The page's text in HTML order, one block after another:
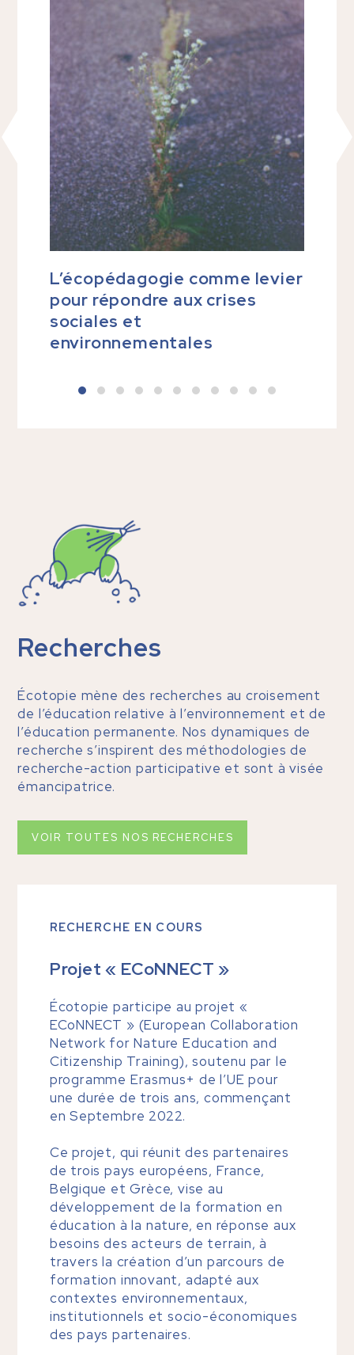
L’écopédagogie comme levier
pour répondre aux crises
sociales et
environnementales
RECHERCHE EN COURS
Projet « ECoNNECT »
Écotopie participe au projet «
ECoNNECT » (European Collaboration
Network for Nature Education and
Citizenship Training), soutenu par le
programme Erasmus+ de l’UE pour
une durée de trois ans, commençant
en Septembre 2022.
Ce projet, qui réunit des partenaires
de trois pays européens, France,
Belgique et Grèce, vise au
développement de la formation en
éducation à la nature, en réponse aux
besoins des acteurs de terrain, à
travers la création d’un parcours de
formation innovant, adapté aux
contextes environnementaux,
institutionnels et socio-économiques
des pays partenaires.
Recherches
Écotopie mène des recherches au croisement
de l’éducation relative à l’environnement et de
l’éducation permanente. Nos dynamiques de
recherche s’inspirent des méthodologies de
recherche-action participative et sont à visée
émancipatrice.
VOIR TOUTES NOS RECHERCHES